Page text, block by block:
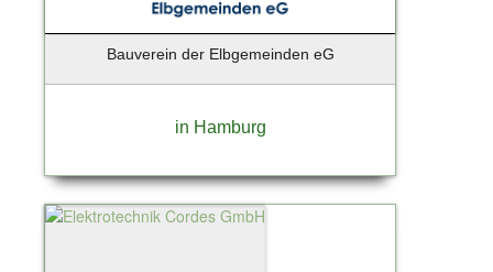
Bauverein der Elbgemeinden eG
in Hamburg